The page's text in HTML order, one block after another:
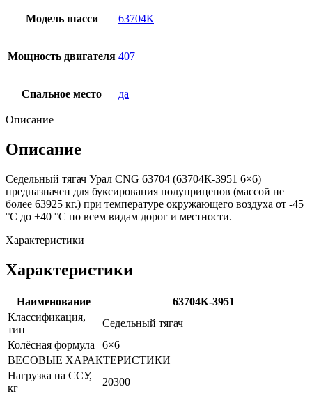
Модель шасси 63704К
Мощность двигателя 407
Спальное место да
Описание
Описание
Седельный тягач Урал CNG 63704 (63704К-3951 6×6)
предназначен для буксирования полуприцепов (массой не
более 63925 кг.) при температуре окружающего воздуха от -45
°С до +40 °С по всем видам дорог и местности.
Характеристики
Характеристики
Наименование
63704К-3951
Классификация,
тип
Седельный тягач
Колёсная формула
6×6
ВЕСОВЫЕ ХАРАКТЕРИСТИКИ
Нагрузка на ССУ,
кг
20300